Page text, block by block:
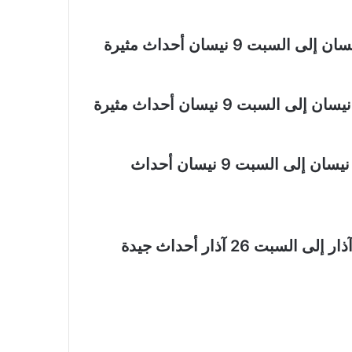
توقعات مولود برج “الحوت” من السبت 2 نيسان إلى السبت 9 نيسان أحداث